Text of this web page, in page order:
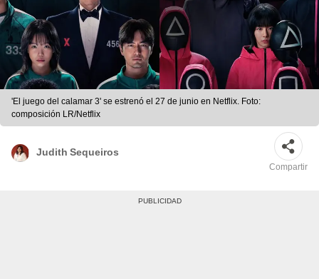
'El juego del calamar 3' se estrenó el 27 de junio en Netflix. Foto:
composición LR/Netflix
Judith Sequeiros
Compartir